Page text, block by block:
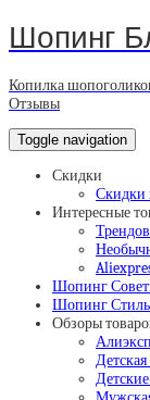
Шопинг
Копилка
Отзывы
Toggle navigation
Скидки
Скидки
Интересные
Шопинг
Шопинг Стиль
Обзоры